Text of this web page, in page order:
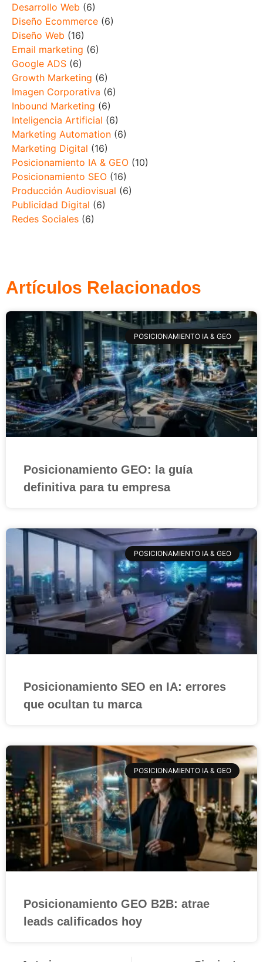
Desarrollo Web (6)
Diseño Ecommerce (6)
Diseño Web (16)
Email marketing (6)
Google ADS (6)
Growth Marketing (6)
Imagen Corporativa (6)
Inbound Marketing (6)
Inteligencia Artificial (6)
Marketing Automation (6)
Marketing Digital (16)
Posicionamiento IA & GEO (10)
Posicionamiento SEO (16)
Producción Audiovisual (6)
Publicidad Digital (6)
Redes Sociales (6)
Artículos Relacionados
POSICIONAMIENTO IA & GEO
Posicionamiento GEO: la guía
definitiva para tu empresa
POSICIONAMIENTO IA & GEO
Posicionamiento SEO en IA: errores
que ocultan tu marca
POSICIONAMIENTO IA & GEO
Posicionamiento GEO B2B: atrae
leads calificados hoy